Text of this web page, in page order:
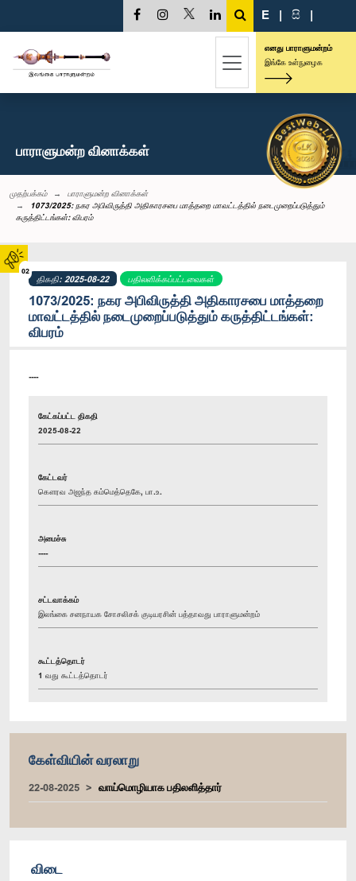
02
E | සි |
எனது பாராளுமன்றம்
இங்கே உள்நுழைக
பாராளுமன்ற வினாக்கள்
முதற்பக்கம்
பாராளுமன்ற வினாக்கள்
1073/2025: நகர அபிவிருத்தி அதிகாரசபை மாத்தறை மாவட்டத்தில் நடைமுறைப்படுத்தும்
கருத்திட்டங்கள்: விபரம்
திகதி: 2025-08-22 பதிலளிக்கப்பட்டவைகள்
1073/2025: நகர அபிவிருத்தி அதிகாரசபை மாத்தறை
மாவட்டத்தில் நடைமுறைப்படுத்தும் கருத்திட்டங்கள்:
விபரம்
----
கேட்கப்பட்ட திகதி
2025-08-22
கேட்டவர்
கௌரவ அஜந்த கம்மெத்தெகே, பா.உ.
அமைச்சு
----
சட்டவாக்கம்
இலங்கை சனநாயக சோசலிசக் குடியரசின் பத்தாவது பாராளுமன்றம்
கூட்டத்தொடர்
1 வது கூட்டத்தொடர்
கேள்வியின் வரலாறு
22-08-2025 வாய்மொழியாக பதிலளித்தார்
விடை